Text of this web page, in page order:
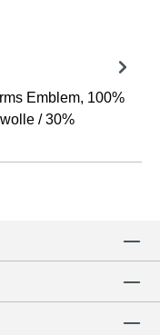
Emblem, 100%
/ 30%